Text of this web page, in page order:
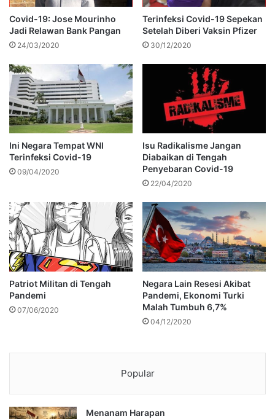
Covid-19: Jose Mourinho
Jadi Relawan Bank Pangan
24/03/2020
Terinfeksi Covid-19 Sepekan
Setelah Diberi Vaksin Pfizer
30/12/2020
Ini Negara Tempat WNI
Terinfeksi Covid-19
09/04/2020
Isu Radikalisme Jangan
Diabaikan di Tengah
Penyebaran Covid-19
22/04/2020
Patriot Militan di Tengah
Pandemi
07/06/2020
Negara Lain Resesi Akibat
Pandemi, Ekonomi Turki
Malah Tumbuh 6,7%
04/12/2020
Popular
Menanam Harapan